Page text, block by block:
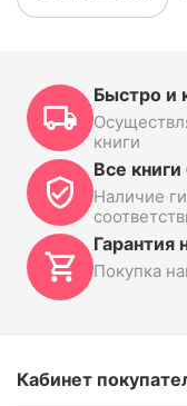
Быстро и
книги
Все
Наличие
Гарантия
Покупка
Кабинет